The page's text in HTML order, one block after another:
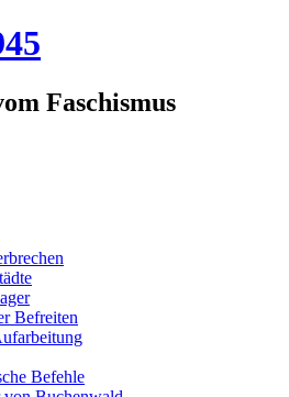
Faschismus
Befreiten
Befehle